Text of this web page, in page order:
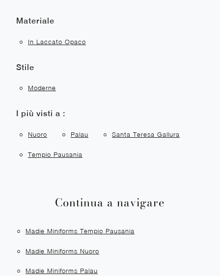
Materiale
In Laccato Opaco
Stile
Moderne
I più visti a :
Nuoro Palau Santa Teresa Gallura
Tempio Pausania
Continua a navigare
Madie Miniforms Tempio Pausania
Madie Miniforms Nuoro
Madie Miniforms Palau